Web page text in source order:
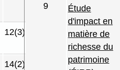
12(3)
14(2),
9
Étude
d'impact en
matière de
richesse du
patrimoine